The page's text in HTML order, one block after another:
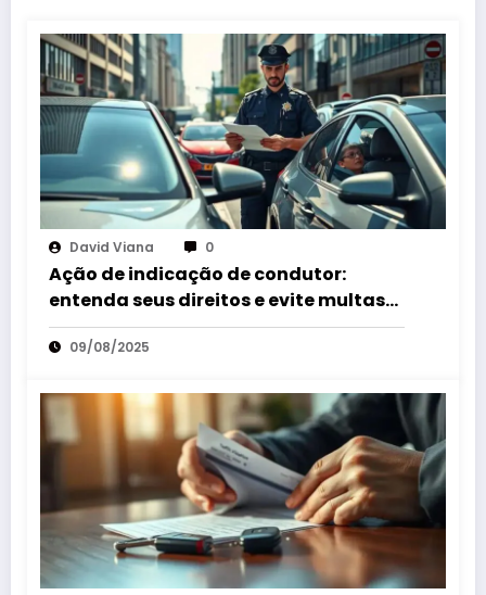
David Viana 0
Ação de indicação de condutor:
entenda seus direitos e evite multas
indevidas
09/08/2025